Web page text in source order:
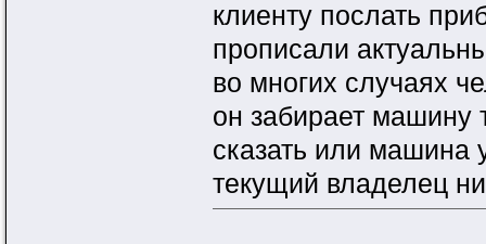
клиенту послать
прописали
во многих случаях
он забирает машину
сказать или машина
текущий владелец